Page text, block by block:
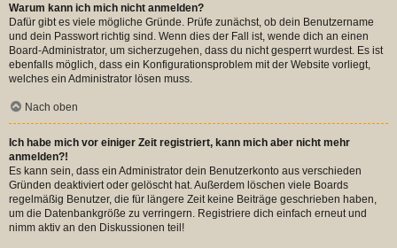
Warum kann ich mich nicht anmelden?
Dafür gibt es viele mögliche Gründe. Prüfe zunächst, ob dein Benutzername
und dein Passwort richtig sind. Wenn dies der Fall ist, wende dich an einen
Board-Administrator, um sicherzugehen, dass du nicht gesperrt wurdest. Es ist
ebenfalls möglich, dass ein Konfigurationsproblem mit der Website vorliegt,
welches ein Administrator lösen muss.
Nach oben
Ich habe mich vor einiger Zeit registriert, kann mich aber nicht mehr
anmelden?!
Es kann sein, dass ein Administrator dein Benutzerkonto aus verschieden
Gründen deaktiviert oder gelöscht hat. Außerdem löschen viele Boards
regelmäßig Benutzer, die für längere Zeit keine Beiträge geschrieben haben,
um die Datenbankgröße zu verringern. Registriere dich einfach erneut und
nimm aktiv an den Diskussionen teil!